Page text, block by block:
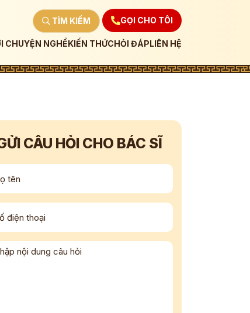
TÌM KIẾM GỌI CHO TÔI
CHUYỆN NGHỀKIẾN THỨCHỎI ĐÁPLIÊN HỆ
CÂU HỎI CHO BÁC SĨ